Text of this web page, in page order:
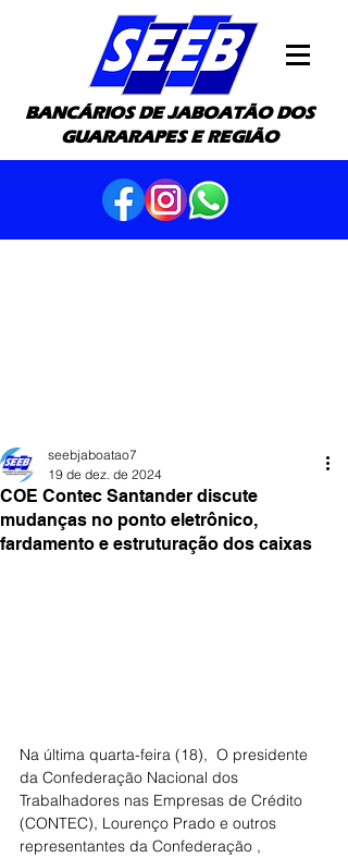
BANCÁRIOS DE JABOATÃO DOS
GUARARAPES E REGIÃO
COE Contec Santander discute
mudanças no ponto eletrônico,
fardamento e estruturação dos caixas
seebjaboatao7
19 de dez. de 2024
Na última quarta-feira (18),  O presidente
da Confederação Nacional dos
Trabalhadores nas Empresas de Crédito
(CONTEC), Lourenço Prado e outros
representantes da Confederação ,